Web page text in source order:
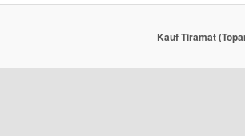
Kauf Tiramat